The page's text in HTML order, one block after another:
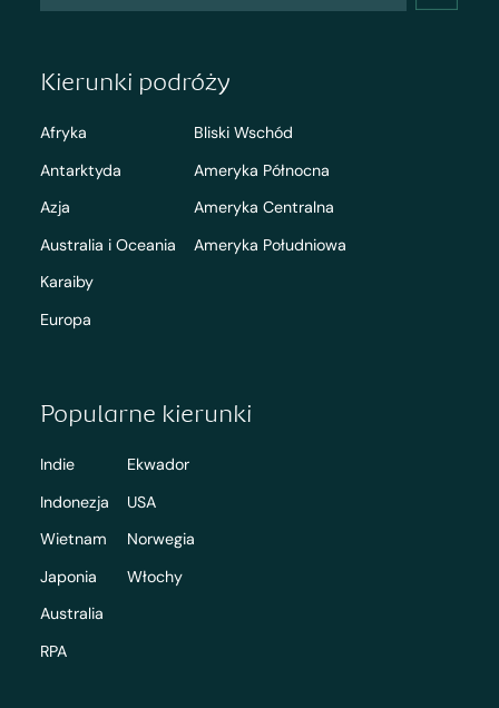
Kierunki podróży
Afryka
Antarktyda
Azja
Australia i Oceania
Karaiby
Europa
Bliski Wschód
Ameryka Północna
Ameryka Centralna
Ameryka Południowa
Popularne kierunki
Indie
Indonezja
Wietnam
Japonia
Australia
RPA
Ekwador
USA
Norwegia
Włochy